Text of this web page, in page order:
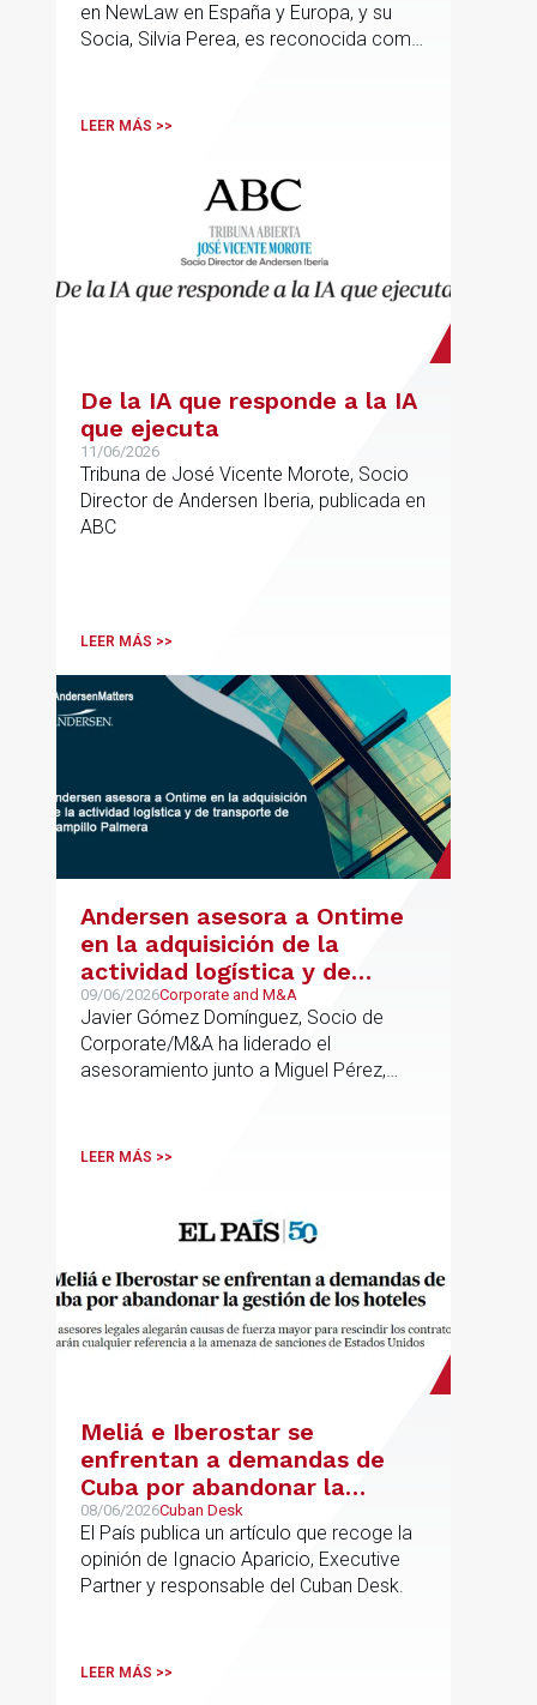
en NewLaw en España y Europa, y su
Socia, Silvia Perea, es reconocida como
LEER MÁS >>
De la IA que responde a la IA
que ejecuta
11/06/2026
Tribuna de José Vicente Morote, Socio
Director de Andersen Iberia, publicada en
ABC
LEER MÁS >>
Andersen asesora a Ontime
en la adquisición de la
actividad logística y de
transporte de Campillo
Palmera
09/06/2026Corporate and M&A
Javier Gómez Domínguez, Socio de
Corporate/M&A ha liderado el
asesoramiento junto a Miguel Pérez,
LEER MÁS >>
Meliá e Iberostar se
enfrentan a demandas de
Cuba por abandonar la
gestión de los hoteles
08/06/2026Cuban Desk
El País publica un artículo que recoge la
opinión de Ignacio Aparicio, Executive
Partner y responsable del Cuban Desk.
LEER MÁS >>